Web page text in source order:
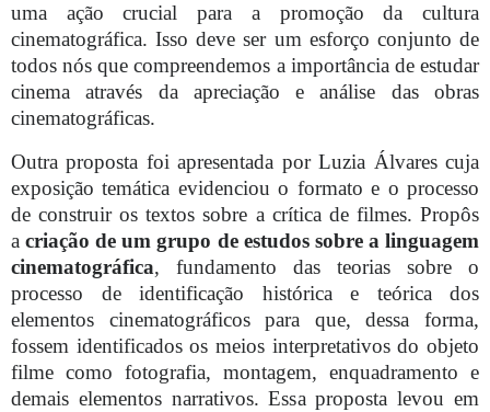
uma ação crucial para a promoção da cultura
cinematográfica. Isso deve ser um esforço conjunto de
todos nós que compreendemos a importância de estudar
cinema através da apreciação e análise das obras
cinematográficas.
Outra proposta foi apresentada por Luzia Álvares cuja
exposição temática evidenciou o formato e o processo
de construir os textos sobre a crítica de filmes. Propôs
acriação de um grupo de estudos sobre a linguagem
cinematográfica, fundamento das teorias sobre o
processo de identificação histórica e teórica dos
elementos cinematográficos para que, dessa forma,
fossem identificados os meios interpretativos do objeto
filme como fotografia, montagem, enquadramento e
demais elementos narrativos. Essa proposta levou em